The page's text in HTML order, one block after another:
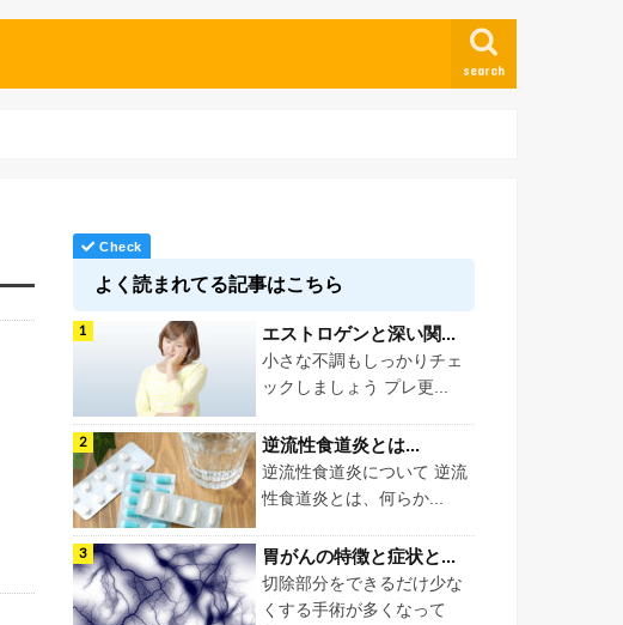
search
よく読まれてる記事はこちら
エストロゲンと深い関...
小さな不調もしっかりチェ
ックしましょう プレ更...
逆流性食道炎とは...
逆流性食道炎について 逆流
性食道炎とは、何らか...
胃がんの特徴と症状と...
切除部分をできるだけ少な
くする手術が多くなって